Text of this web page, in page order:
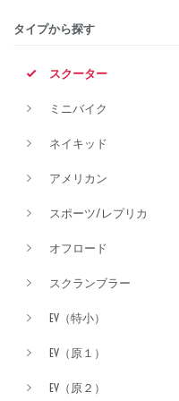
タイプから探す
スクーター
ミニバイク
ネイキッド
アメリカン
スポーツ/レプリカ
オフロード
スクランブラー
EV（特小）
EV（原１）
EV（原２）
価格